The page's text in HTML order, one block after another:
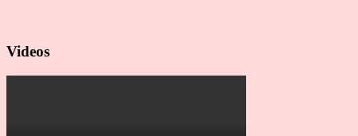
Videos